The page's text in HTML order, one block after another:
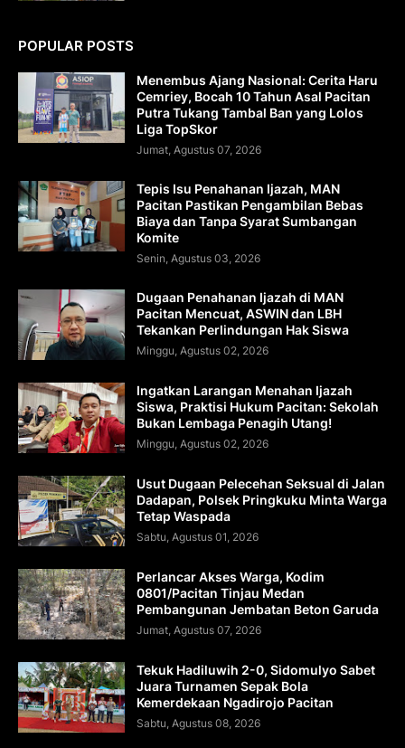
POPULAR POSTS
Menembus Ajang Nasional: Cerita Haru
Cemriey, Bocah 10 Tahun Asal Pacitan
Putra Tukang Tambal Ban yang Lolos
Liga TopSkor
Jumat, Agustus 07, 2026
Tepis Isu Penahanan Ijazah, MAN
Pacitan Pastikan Pengambilan Bebas
Biaya dan Tanpa Syarat Sumbangan
Komite
Senin, Agustus 03, 2026
Dugaan Penahanan Ijazah di MAN
Pacitan Mencuat, ASWIN dan LBH
Tekankan Perlindungan Hak Siswa
Minggu, Agustus 02, 2026
Ingatkan Larangan Menahan Ijazah
Siswa, Praktisi Hukum Pacitan: Sekolah
Bukan Lembaga Penagih Utang!
Minggu, Agustus 02, 2026
Usut Dugaan Pelecehan Seksual di Jalan
Dadapan, Polsek Pringkuku Minta Warga
Tetap Waspada
Sabtu, Agustus 01, 2026
Perlancar Akses Warga, Kodim
0801/Pacitan Tinjau Medan
Pembangunan Jembatan Beton Garuda
Jumat, Agustus 07, 2026
Tekuk Hadiluwih 2-0, Sidomulyo Sabet
Juara Turnamen Sepak Bola
Kemerdekaan Ngadirojo Pacitan
Sabtu, Agustus 08, 2026